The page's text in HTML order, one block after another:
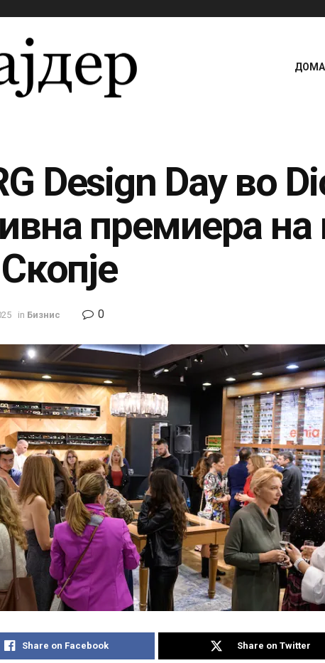
ДОМА
Design Day во
премиера на
in Бизнис 0
Share on Facebook Share on Twitter